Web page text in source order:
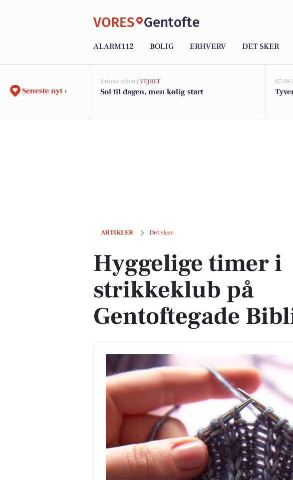
VORES Gentofte
ALARM112 BOLIG ERHVERV DET SKER
Seneste nyt ›
8 timer siden | VEJRET
Sol til dagen, men kølig start
07-08-
ARTIKLER Det sker
Hyggelige timer i strikkeklub på Gentoftegade Bibliotek
Hyggelige timer i
strikkeklub på
Gentoftegade